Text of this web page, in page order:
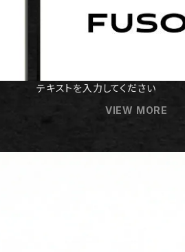
テキストを入力してください
VIEW MORE